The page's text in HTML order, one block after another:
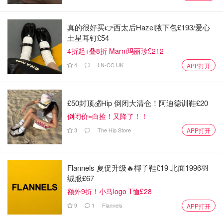
真的很好买👉西太后Hazel腋下包£193/爱心
土星耳钉£54
4折起+叠8折 Marni玛丽珍£212
4 LN-CC UK APP打开
£50封顶💰Hip 倒闭大清仓！阿迪德训鞋£20
倒闭价=白捡！又降了！！
3 The Hip Store APP打开
Flannels 夏促升级🔥椰子鞋£19 北面1996羽
绒服£67
额外9折！小马logo T恤£28
9 1 Flannels APP打开